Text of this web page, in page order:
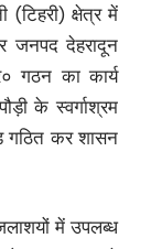
क्षेत्र में
जनपद देहरादून
गठन का कार्य
के स्वर्गाश्रम
गठित कर शासन
में उपलब्ध